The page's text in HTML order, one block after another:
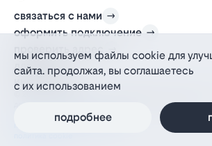
связаться с нами
оформить подключение
проверить адрес
для дома
информация
действующий на основании агентского договора
политика персональных данных
политика конфиденциальности
мы используем файлы cookie для
сайта. продолжая, вы соглашаетесь
с их использованием
подробнее